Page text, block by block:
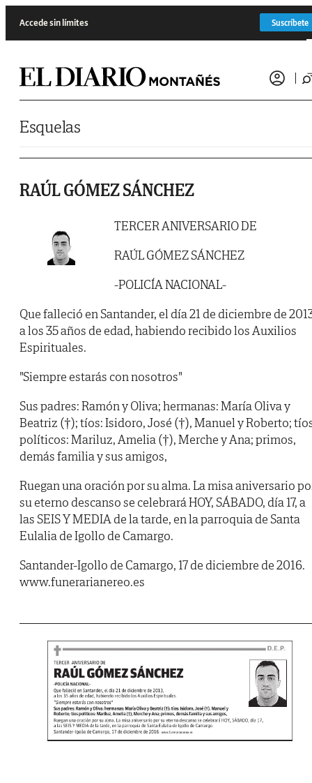
Accede sin límites Suscríbete
Esquelas
RAÚL GÓMEZ SÁNCHEZ
TERCER ANIVERSARIO DE
RAÚL GÓMEZ SÁNCHEZ
-POLICÍA NACIONAL-
Que falleció en Santander, el día 21 de diciembre de
a los 35 años de edad, habiendo recibido los Auxilios
Espirituales.
"Siempre estarás con nosotros"
Sus padres: Ramón y Oliva; hermanas: María Oliva y
Beatriz (†); tíos: Isidoro, José (†), Manuel y Roberto;
políticos: Mariluz, Amelia (†), Merche y Ana; primos,
demás familia y sus amigos,
Ruegan una oración por su alma. La misa aniversario
su eterno descanso se celebrará HOY, SÁBADO, día 17, a
las SEIS Y MEDIA de la tarde, en la parroquia de Santa
Eulalia de Igollo de Camargo.
Santander-Igollo de Camargo, 17 de diciembre de 2016.
www.funerarianereo.es